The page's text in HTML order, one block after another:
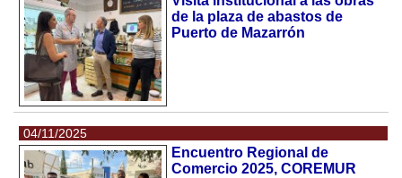
de la plaza de abastos de
Puerto de Mazarrón
04/11/2025
Encuentro Regional de
Comercio 2025, COREMUR